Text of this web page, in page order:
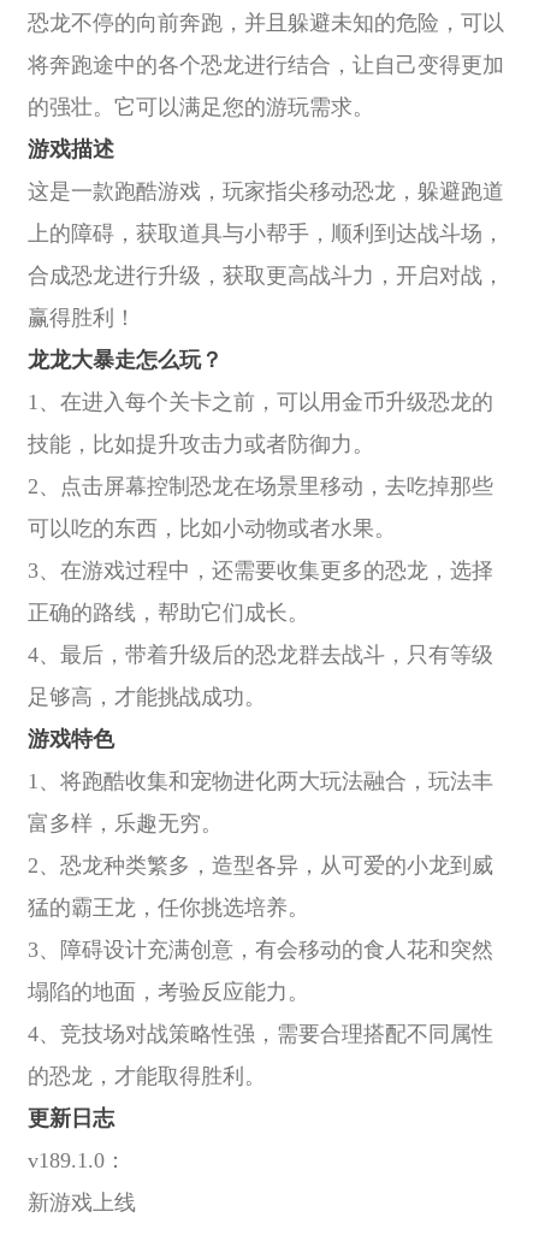
恐龙不停的向前奔跑，并且躲避未知的危险，可以
将奔跑途中的各个恐龙进行结合，让自己变得更加
的强壮。它可以满足您的游玩需求。
游戏描述
这是一款跑酷游戏，玩家指尖移动恐龙，躲避跑道
上的障碍，获取道具与小帮手，顺利到达战斗场，
合成恐龙进行升级，获取更高战斗力，开启对战，
赢得胜利！
龙龙大暴走怎么玩？
1、在进入每个关卡之前，可以用金币升级恐龙的
技能，比如提升攻击力或者防御力。
2、点击屏幕控制恐龙在场景里移动，去吃掉那些
可以吃的东西，比如小动物或者水果。
3、在游戏过程中，还需要收集更多的恐龙，选择
正确的路线，帮助它们成长。
4、最后，带着升级后的恐龙群去战斗，只有等级
足够高，才能挑战成功。
游戏特色
1、将跑酷收集和宠物进化两大玩法融合，玩法丰
富多样，乐趣无穷。
2、恐龙种类繁多，造型各异，从可爱的小龙到威
猛的霸王龙，任你挑选培养。
3、障碍设计充满创意，有会移动的食人花和突然
塌陷的地面，考验反应能力。
4、竞技场对战策略性强，需要合理搭配不同属性
的恐龙，才能取得胜利。
更新日志
v189.1.0：
新游戏上线